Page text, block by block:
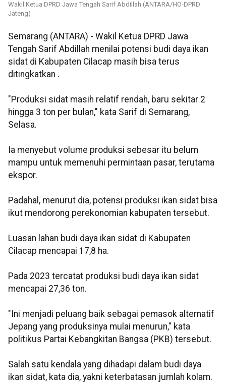
Wakil Ketua DPRD Jawa Tengah Sarif Abdillah (ANTARA/HO-DPRD
Jateng)
Semarang (ANTARA) - Wakil Ketua DPRD Jawa
Tengah Sarif Abdillah menilai potensi budi daya ikan
sidat di Kabupaten Cilacap masih bisa terus
ditingkatkan .
"Produksi sidat masih relatif rendah, baru sekitar 2
hingga 3 ton per bulan," kata Sarif di Semarang,
Selasa.
Ia menyebut volume produksi sebesar itu belum
mampu untuk memenuhi permintaan pasar, terutama
ekspor.
Padahal, menurut dia, potensi produksi ikan sidat bisa
ikut mendorong perekonomian kabupaten tersebut.
Luasan lahan budi daya ikan sidat di Kabupaten
Cilacap mencapai 17,8 ha.
Pada 2023 tercatat produksi budi daya ikan sidat
mencapai 27,36 ton.
"Ini menjadi peluang baik sebagai pemasok alternatif
Jepang yang produksinya mulai menurun," kata
politikus Partai Kebangkitan Bangsa (PKB) tersebut.
Salah satu kendala yang dihadapi dalam budi daya
ikan sidat, kata dia, yakni keterbatasan jumlah kolam.